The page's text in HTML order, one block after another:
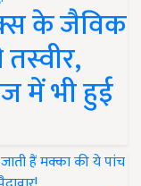
के जैविक
में भी हुई